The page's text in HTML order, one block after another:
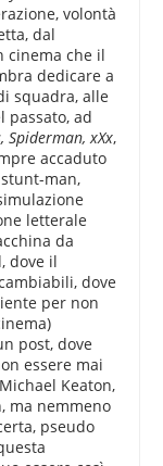
volontà
dal
cinema che il
dedicare a
squadra, alle
passato, ad
Spiderman, xXx,
accaduto
man,
letterale
da
dove il
dove
per non
post, dove
essere mai
Keaton,
ma nemmeno
pseudo